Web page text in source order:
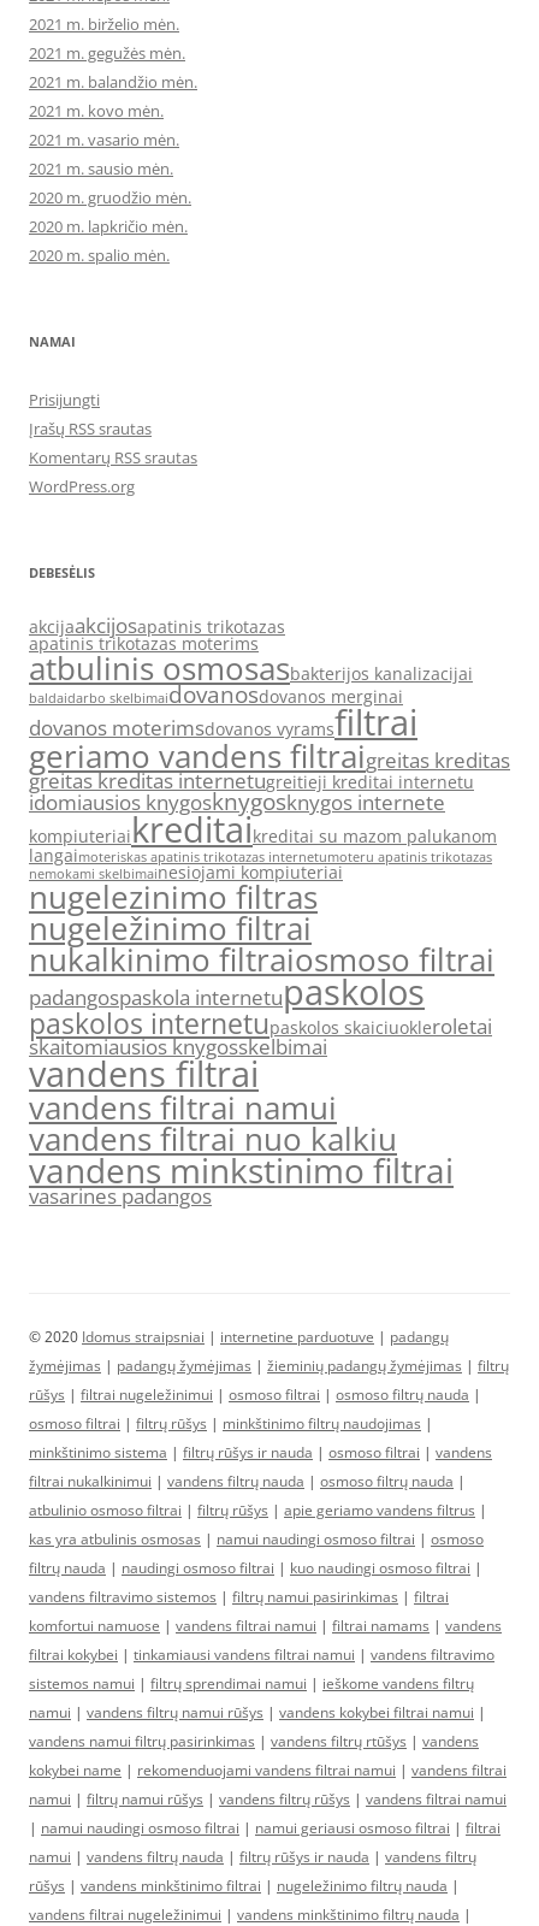
2021 m. birželio mėn.
2021 m. gegužės mėn.
2021 m. balandžio mėn.
2021 m. kovo mėn.
2021 m. vasario mėn.
2021 m. sausio mėn.
2020 m. gruodžio mėn.
2020 m. lapkričio mėn.
2020 m. spalio mėn.
NAMAI
Prisijungti
Įrašų RSS srautas
Komentarų RSS srautas
WordPress.org
DEBESĖLIS
akcijaakcijosapatinis trikotazas
apatinis trikotazas moterims
atbulinis osmosasbakterijos kanalizacijai
baldaidarbo skelbimaidovanosdovanos merginai
dovanos moterimsdovanos vyramsfiltrai
geriamo vandens filtraigreitas kreditas
greitas kreditas internetugreitieji kreditai internetu
idomiausios knygosknygosknygos internete
kompiuteriaikreditaikreditai su mazom palukanom
langaimoteriskas apatinis trikotazas internetumoteru apatinis trikotazas
nemokami skelbimainesiojami kompiuteriai
nugelezinimo filtras
nugeležinimo filtrai
nukalkinimo filtraiosmoso filtrai
padangospaskola internetupaskolos
paskolos internetupaskolos skaiciuokleroletai
skaitomiausios knygosskelbimai
vandens filtrai
vandens filtrai namui
vandens filtrai nuo kalkiu
vandens minkstinimo filtrai
vasarines padangos
© 2020 Idomus straipsniai | internetine parduotuve | padangų
žymėjimas | padangų žymėjimas | žieminių padangų žymėjimas | filtrų
rūšys | filtrai nugeležinimui | osmoso filtrai | osmoso filtrų nauda |
osmoso filtrai | filtrų rūšys | minkštinimo filtrų naudojimas |
minkštinimo sistema | filtrų rūšys ir nauda | osmoso filtrai | vandens
filtrai nukalkinimui | vandens filtrų nauda | osmoso filtrų nauda |
atbulinio osmoso filtrai | filtrų rūšys | apie geriamo vandens filtrus |
kas yra atbulinis osmosas | namui naudingi osmoso filtrai | osmoso
filtrų nauda | naudingi osmoso filtrai | kuo naudingi osmoso filtrai |
vandens filtravimo sistemos | filtrų namui pasirinkimas | filtrai
komfortui namuose | vandens filtrai namui | filtrai namams | vandens
filtrai kokybei | tinkamiausi vandens filtrai namui | vandens filtravimo
sistemos namui | filtrų sprendimai namui | ieškome vandens filtrų
namui | vandens filtrų namui rūšys | vandens kokybei filtrai namui |
vandens namui filtrų pasirinkimas | vandens filtrų rtūšys | vandens
kokybei name | rekomenduojami vandens filtrai namui | vandens filtrai
namui | filtrų namui rūšys | vandens filtrų rūšys | vandens filtrai namui
| namui naudingi osmoso filtrai | namui geriausi osmoso filtrai | filtrai
namui | vandens filtrų nauda | filtrų rūšys ir nauda | vandens filtrų
rūšys | vandens minkštinimo filtrai | nugeležinimo filtrų nauda |
vandens filtrai nugeležinimui | vandens minkštinimo filtrų nauda |